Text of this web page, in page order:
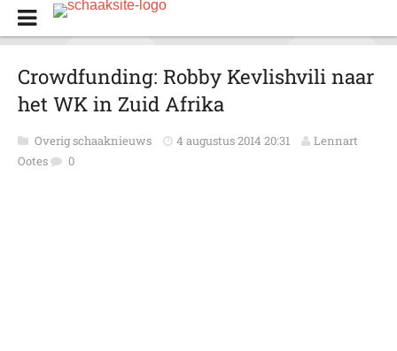
Crowdfunding: Robby Kevlishvili naar
het WK in Zuid Afrika
Overig schaaknieuws 4 augustus 2014 20:31
Lennart
Ootes
0